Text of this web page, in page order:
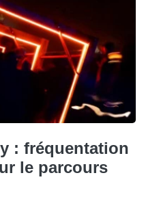
: fréquentation
le parcours